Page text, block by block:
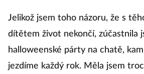
Jelikož jsem toho názoru, že s
dítětem život nekončí, zúčastnila
halloweenské párty na chatě,
jezdíme každý rok. Měla jsem